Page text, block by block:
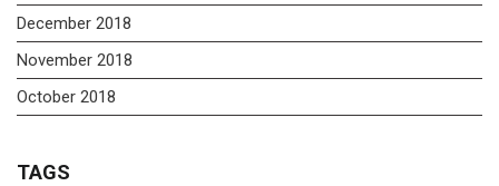
December 2018
November 2018
October 2018
TAGS